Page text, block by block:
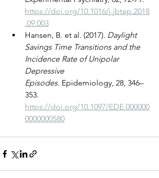
https://doi.org/10.1016/j.jbtep.2018
.09.003
Hansen, B. et al. (2017). Daylight
Savings Time Transitions and the
Incidence Rate of Unipolar
Depressive
Episodes. Epidemiology, 28, 346–
353.
https://doi.org/10.1097/EDE.000000
0000000580